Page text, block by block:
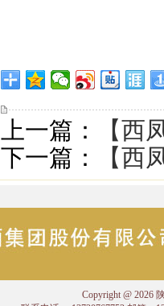
上一篇：
【西
下一篇：
【西
Copyright @ 2026